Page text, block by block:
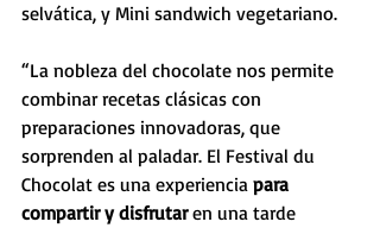
selvática, y Mini sandwich vegetariano.
“La nobleza del chocolate nos permite
combinar recetas clásicas con
preparaciones innovadoras, que
sorprenden al paladar. El Festival du
Chocolat es una experiencia para
compartir y disfrutar en una tarde